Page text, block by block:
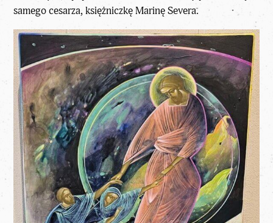
samego cesarza, księżniczkę Marinę Severa.